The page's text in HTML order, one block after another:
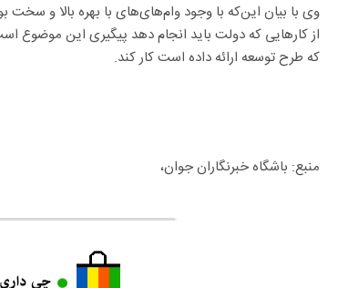
وی با بیان این‌که با وجود وام‌های‌های با بهره بالا و سخت
از کار‌هایی که دولت باید انجام دهد پیگیری این موضوع
که طرح توسعه ارائه داده است کار کند.
منبع: باشگاه خبرنگاران جوان،